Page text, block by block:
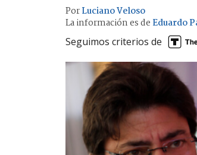
PorLuciano Veloso
La información es de Eduardo
Seguimos criterios de